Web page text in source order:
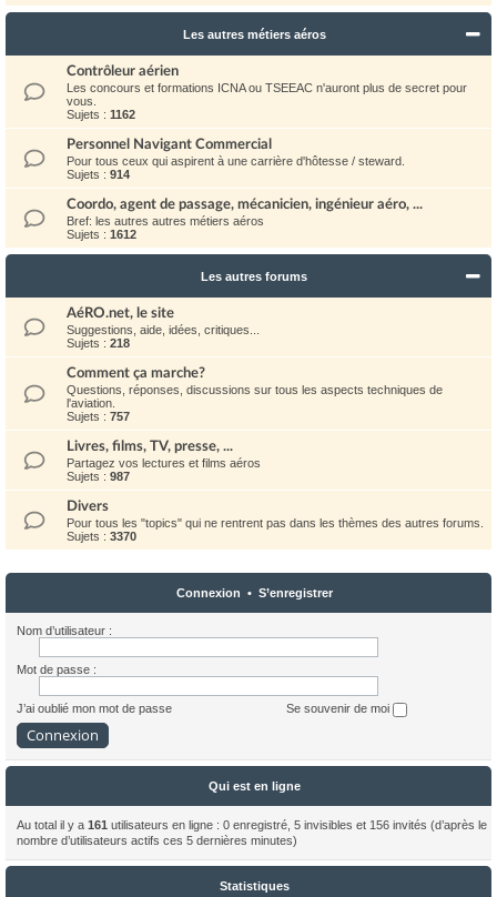
Les autres métiers aéros
Contrôleur aérien
Les concours et formations ICNA ou TSEEAC n'auront plus de secret pour
vous.
Sujets : 1162
Personnel Navigant Commercial
Pour tous ceux qui aspirent à une carrière d'hôtesse / steward.
Sujets : 914
Coordo, agent de passage, mécanicien, ingénieur aéro, ...
Bref: les autres autres métiers aéros
Sujets : 1612
Les autres forums
AéRO.net, le site
Suggestions, aide, idées, critiques...
Sujets : 218
Comment ça marche?
Questions, réponses, discussions sur tous les aspects techniques de
l'aviation.
Sujets : 757
Livres, films, TV, presse, ...
Partagez vos lectures et films aéros
Sujets : 987
Divers
Pour tous les "topics" qui ne rentrent pas dans les thèmes des autres forums.
Sujets : 3370
Connexion • S’enregistrer
Nom d’utilisateur :
Mot de passe :
J’ai oublié mon mot de passe Se souvenir de moi
Qui est en ligne
Au total il y a 161 utilisateurs en ligne : 0 enregistré, 5 invisibles et 156 invités (d’après le
nombre d’utilisateurs actifs ces 5 dernières minutes)
Statistiques